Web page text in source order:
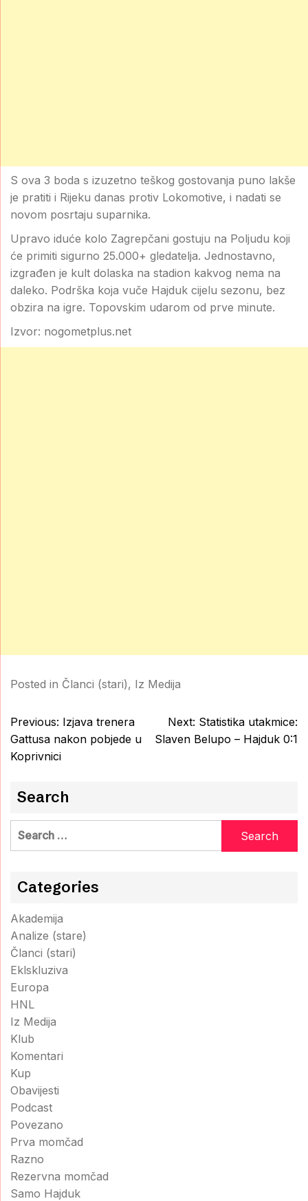
S ova 3 boda s izuzetno teškog gostovanja puno lakše
je pratiti i Rijeku danas protiv Lokomotive, i nadati se
novom posrtaju suparnika.
Upravo iduće kolo Zagrepčani gostuju na Poljudu koji
će primiti sigurno 25.000+ gledatelja. Jednostavno,
izgrađen je kult dolaska na stadion kakvog nema na
daleko. Podrška koja vuče Hajduk cijelu sezonu, bez
obzira na igre. Topovskim udarom od prve minute.
Izvor: nogometplus.net
Posted in Članci (stari), Iz Medija
Post
navigation
Previous: Izjava trenera
Gattusa nakon pobjede u
Koprivnici
Next: Statistika utakmice:
Slaven Belupo – Hajduk 0:1
Search
Search
Categories
Akademija
Analize (stare)
Članci (stari)
Eklskluziva
Europa
HNL
Iz Medija
Klub
Komentari
Kup
Obavijesti
Podcast
Povezano
Prva momčad
Razno
Rezervna momčad
Samo Hajduk